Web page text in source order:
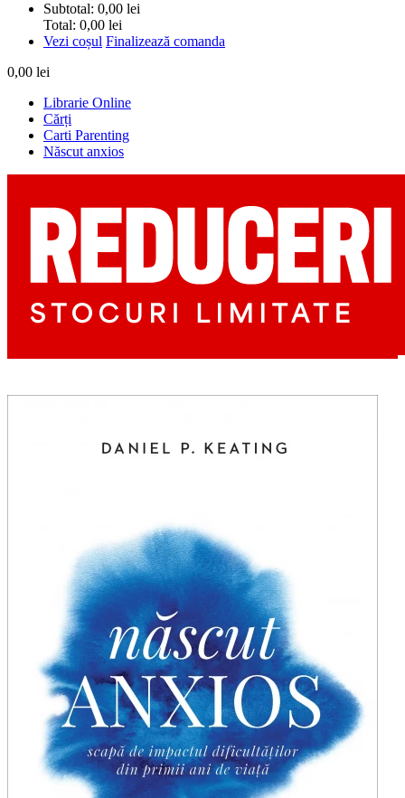
Subtotal: 0,00 lei
Total: 0,00 lei
Vezi coșul Finalizează comanda
0,00 lei
Librarie Online
Cărți
Carti Parenting
Născut anxios